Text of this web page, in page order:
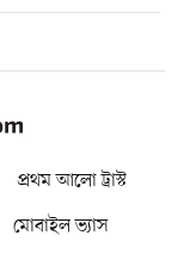
প্রথম আলো ট্রাস্ট
মোবাইল ভ্যাস